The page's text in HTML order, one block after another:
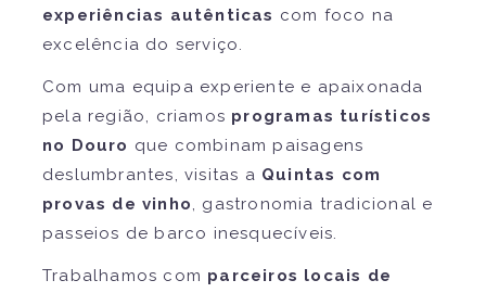
experiências autênticas com foco na
excelência do serviço.
Com uma equipa experiente e apaixonada
pela região, criamos programas turísticos
no Douro que combinam paisagens
deslumbrantes, visitas a Quintas com
provas de vinho, gastronomia tradicional e
passeios de barco inesquecíveis.
Trabalhamos com parceiros locais de